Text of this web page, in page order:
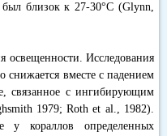
был близок к 27-30°С (Glynn,
освещенности. Исследования
снижается вместе с падением
связанное с ингибирующим
1979; Roth et al., 1982).
у кораллов определенных